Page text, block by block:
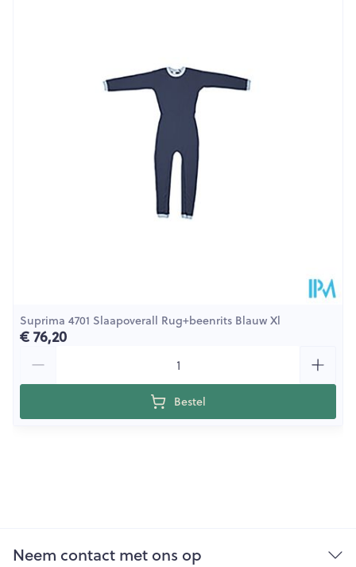
Kamertemperatuur (15°C - 25°C)
Suprima 4701 Slaapoverall Rug+beenrits Blauw Xl
€ 76,20
Bestel
Neem contact met ons op